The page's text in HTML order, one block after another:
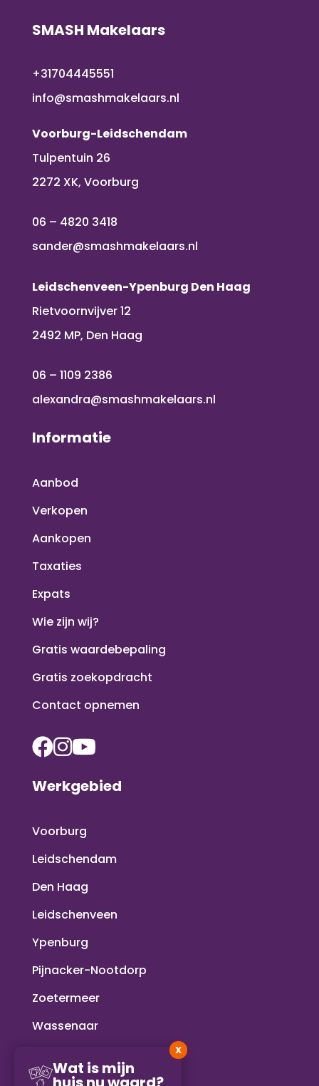
SMASH Makelaars
+31704445551
info@smashmakelaars.nl
Voorburg-Leidschendam
Tulpentuin 26
2272 XK, Voorburg
06 – 4820 3418
sander@smashmakelaars.nl
Leidschenveen-Ypenburg Den Haag
Rietvoornvijver 12
2492 MP, Den Haag
06 – 1109 2386
alexandra@smashmakelaars.nl
Informatie
Aanbod
Verkopen
Aankopen
Taxaties
Expats
Wie zijn wij?
Gratis waardebepaling
Gratis zoekopdracht
Contact opnemen
Werkgebied
Voorburg
Leidschendam
Den Haag
Leidschenveen
Ypenburg
Pijnacker-Nootdorp
Zoetermeer
Wassenaar
Rijswijk
Wat is mijn
X